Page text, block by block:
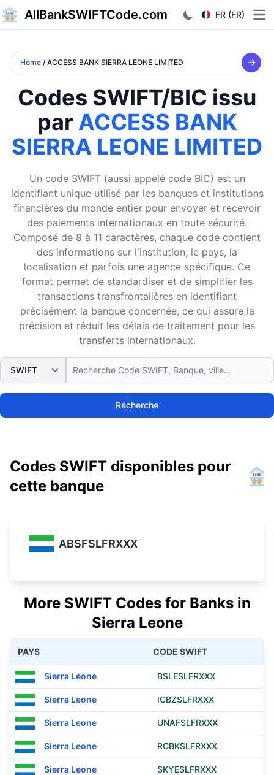
AllBankSWIFTCode.com FR (FR)
Home / ACCESS BANK SIERRA LEONE LIMITED
Codes SWIFT/BIC issu
par ACCESS BANK
SIERRA LEONE LIMITED
Un code SWIFT (aussi appelé code BIC) est un
identifiant unique utilisé par les banques et institutions
financières du monde entier pour envoyer et recevoir
des paiements internationaux en toute sécurité.
Composé de 8 à 11 caractères, chaque code contient
des informations sur l'institution, le pays, la
localisation et parfois une agence spécifique. Ce
format permet de standardiser et de simplifier les
transactions transfrontalières en identifiant
précisément la banque concernée, ce qui assure la
précision et réduit les délais de traitement pour les
transferts internationaux.
Récherche
Codes SWIFT disponibles pour
cette banque
ABSFSLFRXXX
More SWIFT Codes for Banks in
Sierra Leone
PAYS CODE SWIFT
Sierra Leone BSLESLFRXXX
Sierra Leone ICBZSLFRXXX
Sierra Leone UNAFSLFRXXX
Sierra Leone RCBKSLFRXXX
Sierra Leone SKYESLFRXXX